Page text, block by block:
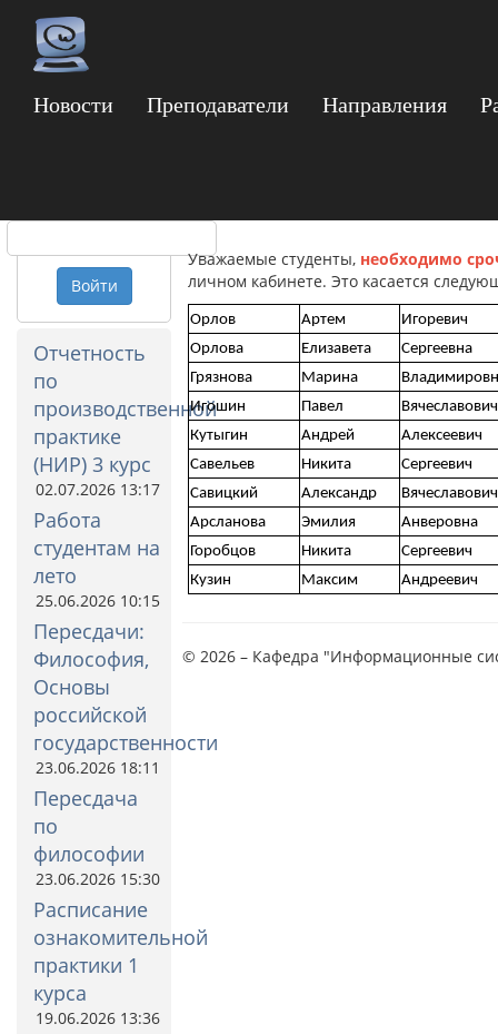
Новости Преподаватели Направления
Логин
Войти
Отчетность
по
производственной
практике
(НИР) 3 курс
02.07.2026 13:17
Работа
студентам на
лето
25.06.2026 10:15
Пересдачи:
Философия,
Основы
российской
государственности
23.06.2026 18:11
Пересдача
по
философии
23.06.2026 15:30
Расписание
ознакомительной
практики 1
курса
19.06.2026 13:36
Опрос выпускников
Уважаемые студенты, необходимо
личном кабинете. Это касается
Орлов Артем
Игоревич
Орлова
Елизавета
Сергеевна
Грязнова
Марина
Игошин
Павел
Вячеславович
Кутыгин
Андрей
Алексеевич
Савельев
Никита
Сергеевич
Савицкий
Александр
Вячеславович
Арсланова
Эмилия
Анверовна
Горобцов
Никита
Сергеевич
Кузин
Максим Андреевич
© 2026 – Кафедра "Информационные